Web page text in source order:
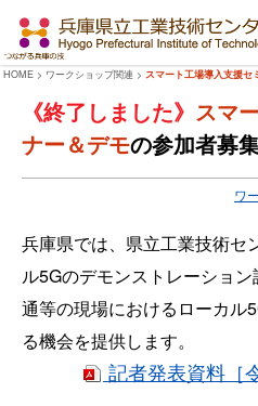
HOME > ワークショップ関連 > スマート工場導入支援セ
スマ
ナー＆デモの参加者募
ワ
兵庫県では、県立工業技術セ
ル5Gのデモンストレーショ
通等の現場におけるローカル
る機会を提供します。
記者発表資料［